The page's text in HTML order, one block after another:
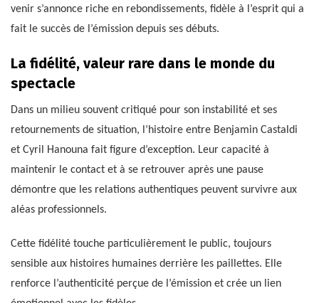
venir s’annonce riche en rebondissements, fidèle à l’esprit qui a
fait le succès de l’émission depuis ses débuts.
La fidélité, valeur rare dans le monde du
spectacle
Dans un milieu souvent critiqué pour son instabilité et ses
retournements de situation, l’histoire entre Benjamin Castaldi
et Cyril Hanouna fait figure d’exception. Leur capacité à
maintenir le contact et à se retrouver après une pause
démontre que les relations authentiques peuvent survivre aux
aléas professionnels.
Cette fidélité touche particulièrement le public, toujours
sensible aux histoires humaines derrière les paillettes. Elle
renforce l’authenticité perçue de l’émission et crée un lien